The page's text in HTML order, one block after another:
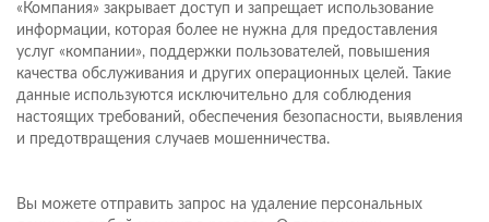
«Компания» закрывает доступ и запрещает использование
информации, которая более не нужна для предоставления
услуг «компании», поддержки пользователей, повышения
качества обслуживания и других операционных целей. Такие
данные используются исключительно для соблюдения
настоящих требований, обеспечения безопасности, выявления
и предотвращения случаев мошенничества.
Вы можете отправить запрос на удаление персональных